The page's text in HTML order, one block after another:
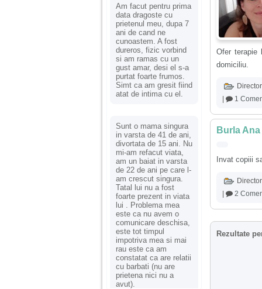
Am facut pentru prima
data dragoste cu
prietenul meu, dupa 7
ani de cand ne
cunoastem. A fost
dureros, fizic vorbind
si am ramas cu un
gust amar, desi el s-a
purtat foarte frumos.
Simt ca am gresit fiind
atat de intima cu el.
Sunt o mama singura
in varsta de 41 de ani,
divortata de 15 ani. Nu
mi-am refacut viata,
am un baiat in varsta
de 22 de ani pe care l-
am crescut singura.
Tatal lui nu a fost
foarte prezent in viata
lui . Problema mea
este ca nu avem o
comunicare deschisa,
este tot timpul
impotriva mea si mai
rau este ca am
constatat ca are relatii
cu barbati (nu are
prietena nici nu a
avut).
Ofer terapie
domiciliu.
1
Burla
Invat copiii
2
Rezultate